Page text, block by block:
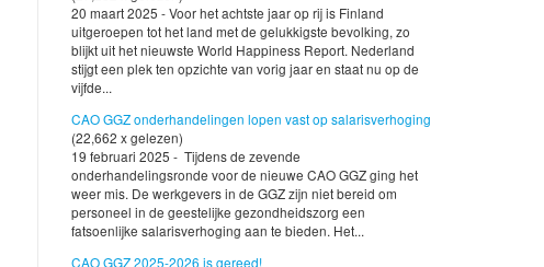
20 maart 2025 - Voor het achtste jaar op rij is Finland
uitgeroepen tot het land met de gelukkigste bevolking, zo
blijkt uit het nieuwste World Happiness Report. Nederland
stijgt een plek ten opzichte van vorig jaar en staat nu op de
vijfde...
CAO GGZ onderhandelingen lopen vast op salarisverhoging
(22,662 x gelezen)
19 februari 2025 - Tijdens de zevende
onderhandelingsronde voor de nieuwe CAO GGZ ging het
weer mis. De werkgevers in de GGZ zijn niet bereid om
personeel in de geestelijke gezondheidszorg een
fatsoenlijke salarisverhoging aan te bieden. Het...
CAO GGZ 2025-2026 is gereed!